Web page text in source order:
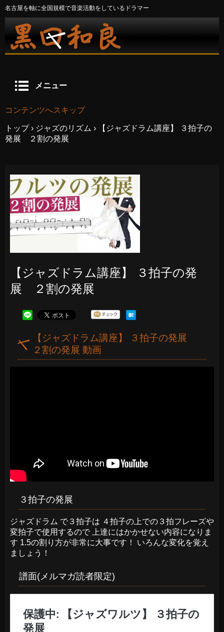
名古屋を軸に全国規模で音楽活動をしているドラマー
メニュー
コンテンツへスキップ
トップ › ジャズのリズム ›
【ジャズドラム講座】 ３拍子の
発展 ２割の発展
【ジャズドラム講座】 ３拍子の発
展 ２割の発展
【ジャズドラム講座】 ３拍子の発展
２割の発展 動画
３拍子の発展
ジャズドラム で３拍子は ４拍子の上での３拍フレーズや
変拍子で使用するので 上達にはかかせない内容になりま
す 1.5の割り方が非常に大事です！ いろんな変化を覚え
ましょう！
譜面(メルマガ読者限定)